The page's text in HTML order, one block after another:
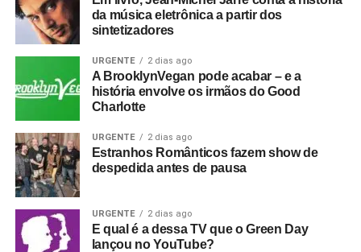
da música eletrônica a partir dos
sintetizadores
URGENTE 2 dias ago
A BrooklynVegan pode acabar – e a
história envolve os irmãos do Good
Charlotte
URGENTE 2 dias ago
Estranhos Românticos fazem show de
despedida antes de pausa
URGENTE 2 dias ago
E qual é a dessa TV que o Green Day
lançou no YouTube?